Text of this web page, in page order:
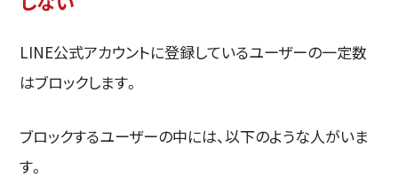
LINE公式アカウントに登録しているユーザーの一定数
はブロックします。
ブロックするユーザーの中には、以下のような人がいま
す。